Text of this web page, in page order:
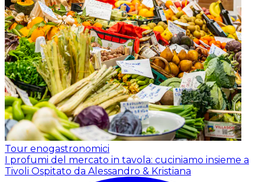
Tour enogastronomici
I profumi del mercato in tavola: cuciniamo insieme a
Tivoli Ospitato da Alessandro & Kristiana